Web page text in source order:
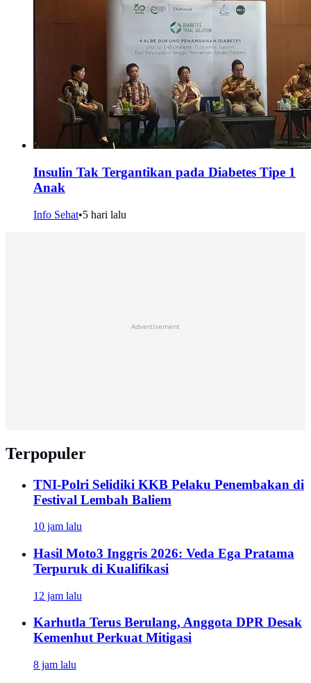
Insulin Tak Tergantikan pada Diabetes Tipe 1
Anak
Info Sehat•5 hari lalu
Advertisement
Terpopuler
TNI-Polri Selidiki KKB Pelaku Penembakan di
Festival Lembah Baliem
10 jam lalu
Hasil Moto3 Inggris 2026: Veda Ega Pratama
Terpuruk di Kualifikasi
12 jam lalu
Karhutla Terus Berulang, Anggota DPR Desak
Kemenhut Perkuat Mitigasi
8 jam lalu